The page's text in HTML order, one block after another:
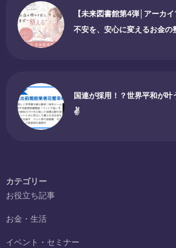
【未来図書館第4弾│アーカ
不安を、安心に変えるお金の
国連が採用！？世界平和が叶
✌
カテゴリー
お役立ち記事
お金・生活
イベント・セミナー